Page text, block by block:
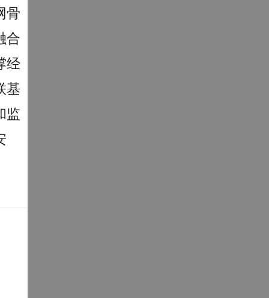
骨
合
经
基
监